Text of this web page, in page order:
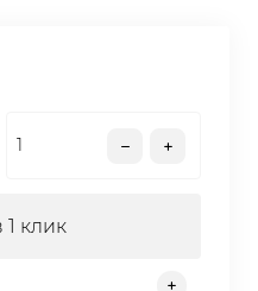
1 клик